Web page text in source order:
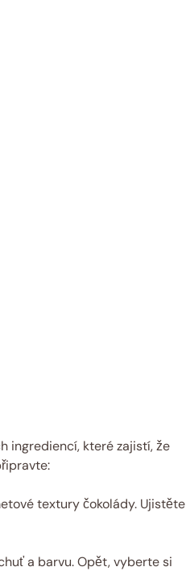
ingrediencí,⁤ které zajistí, že
textury čokolády.⁣ Ujistěte
a barvu. Opět, vyberte si